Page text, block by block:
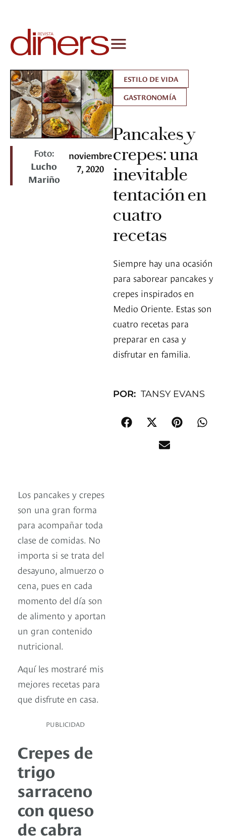
Foto:
Lucho
Mariño
noviembre
7, 2020
ESTILO DE VIDA
GASTRONOMÍA
Pancakes y
crepes: una
inevitable
tentación en
cuatro
recetas
Siempre hay una ocasión
para saborear pancakes y
crepes inspirados en
Medio Oriente. Estas son
cuatro recetas para
preparar en casa y
disfrutar en familia.
POR: TANSY EVANS
Los pancakes y crepes
son una gran forma
para acompañar toda
clase de comidas. No
importa si se trata del
desayuno, almuerzo o
cena, pues en cada
momento del día son
de alimento y aportan
un gran contenido
nutricional.
Aquí les mostraré mis
mejores recetas para
que disfrute en casa.
PUBLICIDAD
Crepes de
trigo
sarraceno
con queso
de cabra